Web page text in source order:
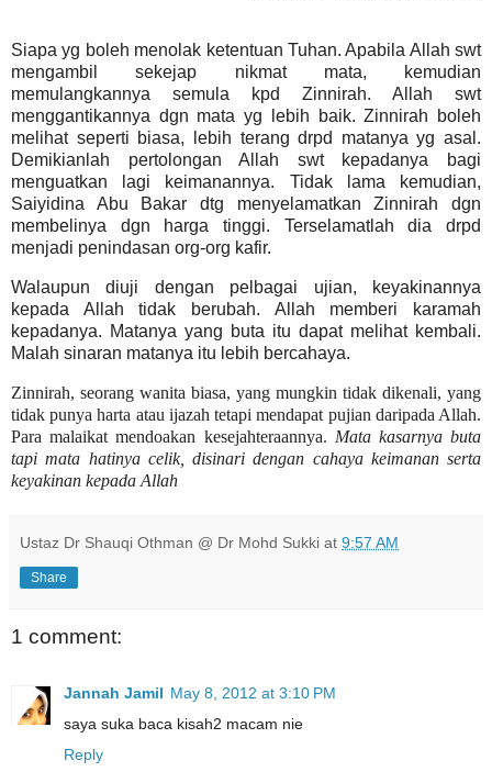
Siapa yg boleh menolak ketentuan Tuhan. Apabila Allah swt
mengambil sekejap nikmat mata, kemudian
memulangkannya semula kpd Zinnirah. Allah swt
menggantikannya dgn mata yg lebih baik. Zinnirah boleh
melihat seperti biasa, lebih terang drpd matanya yg asal.
Demikianlah pertolongan Allah swt kepadanya bagi
menguatkan lagi keimanannya. Tidak lama kemudian,
Saiyidina Abu Bakar dtg menyelamatkan Zinnirah dgn
membelinya dgn harga tinggi. Terselamatlah dia drpd
menjadi penindasan org-org kafir.
Walaupun diuji dengan pelbagai ujian, keyakinannya
kepada Allah tidak berubah. Allah memberi karamah
kepadanya. Matanya yang buta itu dapat melihat kembali.
Malah sinaran matanya itu lebih bercahaya.
Zinnirah, seorang wanita biasa, yang mungkin tidak dikenali, yang
tidak punya harta atau ijazah tetapi mendapat pujian daripada Allah.
Para malaikat mendoakan kesejahteraannya. Mata kasarnya buta
tapi mata hatinya celik, disinari dengan cahaya keimanan serta
keyakinan kepada Allah
Ustaz Dr Shauqi Othman @ Dr Mohd Sukki at 9:57 AM
Share
1 comment:
Jannah Jamil May 8, 2012 at 3:10 PM
saya suka baca kisah2 macam nie
Reply